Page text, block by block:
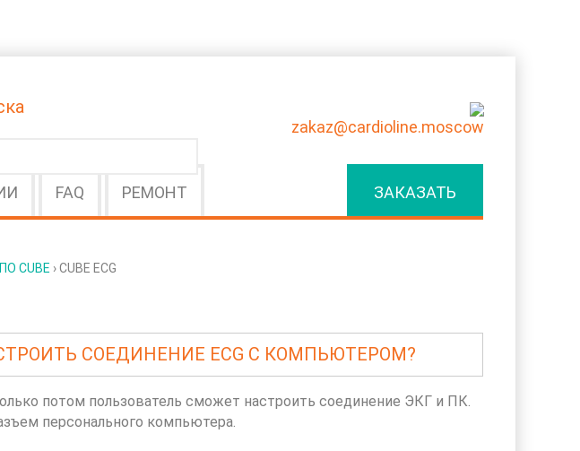
zakaz@cardioline.moscow
FAQ РЕМОНТ ЗАКАЗАТЬ
CUBE › CUBE ECG
СОЕДИНЕНИЕ ECG С КОМПЬЮТЕРОМ?
потом пользователь сможет настроить соединение ЭКГ и ПК.
персонального компьютера.